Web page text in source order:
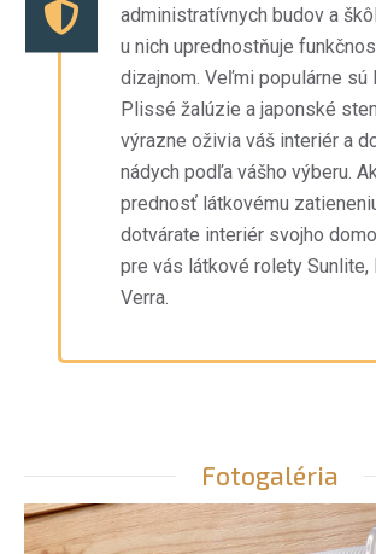
administratívnych budov a
u nich uprednostňuje
dizajnom. Veľmi populárne sú
Plissé žalúzie a japonské
výrazne oživia váš interiér a
nádych podľa vášho výberu.
prednosť látkovému
dotvárate interiér svojho
pre vás látkové rolety Sunlite,
Verra.
Fotogaléria